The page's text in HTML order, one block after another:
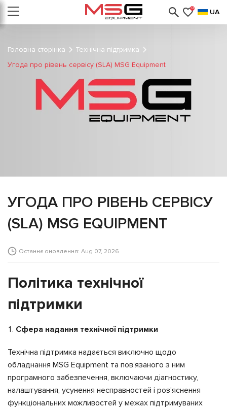
0 UA
Головна сторінка
Технічна підтримка
Угода про рівень сервісу (SLA) MSG Equipment
УГОДА ПРО РІВЕНЬ СЕРВІСУ
(SLA) MSG EQUIPMENT
Останнє оновлення: Aug 07, 2026
Політика технічної
підтримки
Сфера надання технічної підтримки
Технічна підтримка надається виключно щодо
обладнання MSG Equipment та пов’язаного з ним
програмного забезпечення, включаючи діагностику,
налаштування, усунення несправностей і роз’яснення
функціональних можливостей у межах підтримуваних